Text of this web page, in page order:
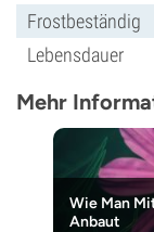
Frostbeständig
Lebensdauer
Mehr
Wie Man
Anbaut